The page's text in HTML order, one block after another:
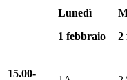
Lunedì
1 febbraio
2
15.00-